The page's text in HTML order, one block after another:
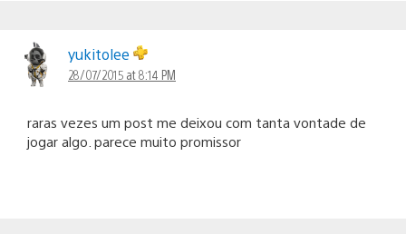
yukitolee
28/07/2015 at 8:14 PM
raras vezes um post me deixou com tanta vontade de
jogar algo. parece muito promissor